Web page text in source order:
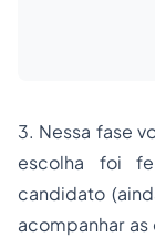
3. Nessa fase
escolha foi
candidato
acompanhar